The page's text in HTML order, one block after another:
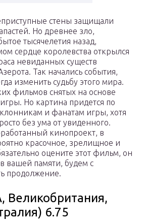
стены защищали
Но древнее зло,
тысячелетия назад,
сердце королевства открылся
невиданных существ
Так начались события,
изменить судьбу этого мира.
фильмов снятых на основе
Но картина придется по
и фанатам игры, хотя
без ума от увиденного.
кинопроект, в
красочное, зрелищное и
оцените этот фильм, он
в вашей памяти, будем с
продолжение.
6.75